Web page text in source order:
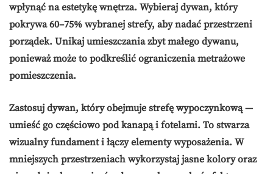
wpłynąć naestetykę wnętrza. Wybieraj dywan, który
pokrywa 60–75% wybranej strefy, aby nadać przestrzeni
porządek. Unikaj umieszczania zbyt małego dywanu,
ponieważ może to podkreślić ograniczenia metrażowe
pomieszczenia.
Zastosuj dywan, który obejmuje strefę wypoczynkową —
umieść go częściowo pod kanapą i fotelami. To stwarza
wizualny fundament i łączy elementy wyposażenia. W
mniejszych przestrzeniach wykorzystaj jasne kolory oraz